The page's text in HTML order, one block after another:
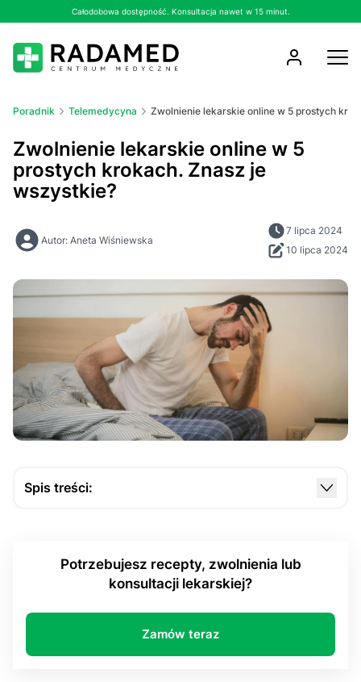
Całodobowa dostępność. Konsultacja nawet w 15 minut.
Poradnik Telemedycyna Zwolnienie lekarskie online w 5 prostych
Zwolnienie lekarskie online w 5
prostych krokach. Znasz je
wszystkie?
Autor: Aneta Wiśniewska
7 lipca 2024
10 lipca 2024
Spis treści:
czyli krok 2
Krok 3 – konsultacja z lekarzem przez telefon
Potrzebujesz recepty, zwolnienia lub
konsultacji lekarskiej?
Zamów teraz